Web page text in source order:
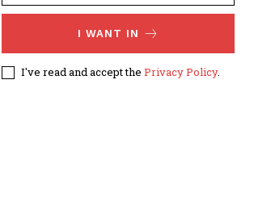
I WANT IN
I've read and accept the Privacy Policy.